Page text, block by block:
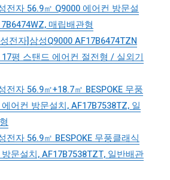
전자 56.9㎡ Q9000 에어컨 방문설
매립배관형
전자]삼성Q9000 AF17B6474TZN
평 스탠드 에어컨 절전형 / 실외기
전자 56.9㎡+18.7㎡ BESPOKE 무풍
어컨 방문설치, AF17B7538TZ, 일
전자 56.9㎡ BESPOKE 무풍클래식
문설치, AF17B7538TZT, 일반배관